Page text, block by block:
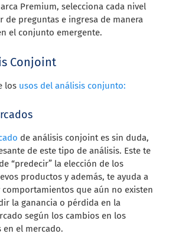
Premium, selecciona cada nivel
de preguntas e ingresa de manera
el conjunto emergente.
Conjoint
los usos del análisis conjunto:
de análisis conjoint es sin duda,
de este tipo de análisis. Este te
“predecir” la elección de los
productos y además, te ayuda a
que aún no existen
la ganancia o pérdida en la
según los cambios en los
el mercado.